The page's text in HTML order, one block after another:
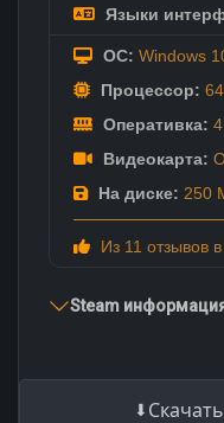
Языки
ОС: Windows
Процессор:
Оперативка:
Видеокарта:
На диске: 250
Из 11 отзывов
Steam